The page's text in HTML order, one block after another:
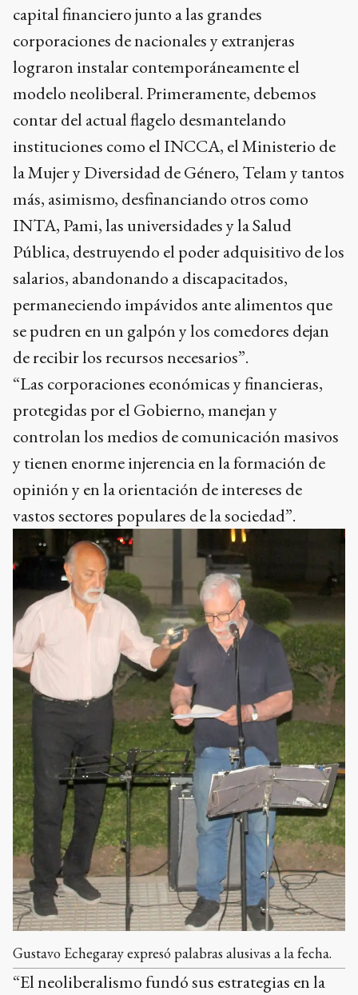
capital financiero junto a las grandes
corporaciones de nacionales y extranjeras
lograron instalar contemporáneamente el
modelo neoliberal. Primeramente, debemos
contar del actual flagelo desmantelando
instituciones como el INCCA, el Ministerio de
la Mujer y Diversidad de Género, Telam y tantos
más, asimismo, desfinanciando otros como
INTA, Pami, las universidades y la Salud
Pública, destruyendo el poder adquisitivo de los
salarios, abandonando a discapacitados,
permaneciendo impávidos ante alimentos que
se pudren en un galpón y los comedores dejan
de recibir los recursos necesarios”.
“Las corporaciones económicas y financieras,
protegidas por el Gobierno, manejan y
controlan los medios de comunicación masivos
y tienen enorme injerencia en la formación de
opinión y en la orientación de intereses de
vastos sectores populares de la sociedad”.
Gustavo Echegaray expresó palabras alusivas a la fecha.
“El neoliberalismo fundó sus estrategias en la